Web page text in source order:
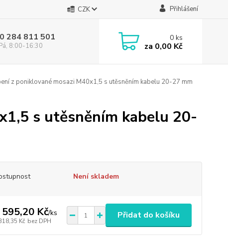
CZK Přihlášení
284 811 501
8:00-16:30
0ks
za 0,00 Kč
z poniklované mosazi M40x1,5 s utěsněním kabelu 20-27 mm
s utěsněním kabelu 20-
Není skladem
595,20 Kč/ks
Kč bez DPH
Přidat do košíku